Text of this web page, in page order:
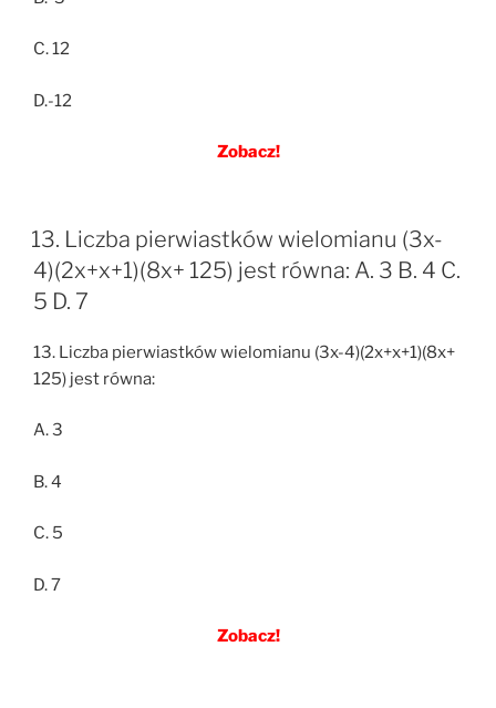
C. 12
D.-12
Zobacz!
13. Liczba pierwiastków wielomianu (3x-
4)(2x+x+1)(8x+ 125) jest równa: A. 3 B. 4 C.
5 D. 7
13. Liczba pierwiastków wielomianu (3x-4)(2x+x+1)(8x+
125) jest równa:
A. 3
B. 4
C. 5
D. 7
Zobacz!